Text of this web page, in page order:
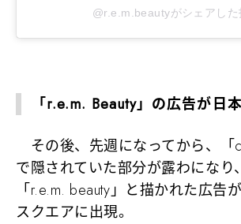
@r.e.m.beautyがシェアした
「r.e.m. Beauty」の広告が日
その後、先週になってから、「
で隠されていた部分が露わになり
「r.e.m. beauty」と描かれた広告
スクエアに出現。